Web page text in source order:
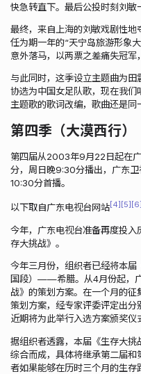
快急转直下。最后公投时刻刘敏
最终，来自上海的刘敏戏剧性
任为期一年的“天宁岛旅游形象
意外落马，以两票之差痛失冠军
与此同时，这季设立主题曲为
协选为中国女足队歌，现在我
主题歌的歌词改编，歌曲还是同
第四季（大漠西行）
第四届从2003年9月22日起在
分，周日晚9:30分播出，广东
10:30分首播。
以下取自广东电视台网站 4 5 6
今年，广东电视台准备再度投
存大挑战》。
今年三月份，组织者已经将本
国段）——希腊。从4月份起，
战》的策划方案。在一个月的
策划方案，经专家评委评定出分
近期将为此举行入选方案颁奖仪
据组织者透露，本届《生存大挑
综合而成，具体将继承第二届
者如果能够在历时三个月的生